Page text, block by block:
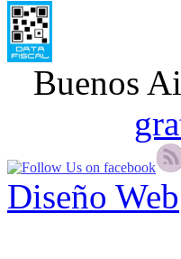
Buenos
Diseño Web